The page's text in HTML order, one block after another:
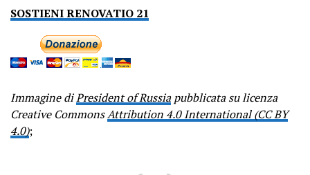
SOSTIENI RENOVATIO 21
Immagine diPresident of Russiapubblicata su licenza
Creative CommonsAttribution 4.0 International (CC BY
4.0);